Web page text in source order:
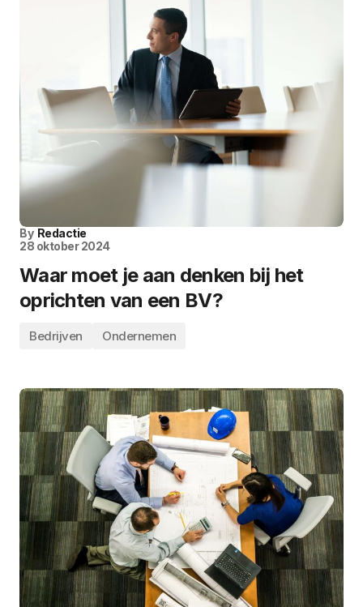
By Redactie
28 oktober 2024
Waar moet je aan denken bij het
oprichten van een BV?
Bedrijven Ondernemen